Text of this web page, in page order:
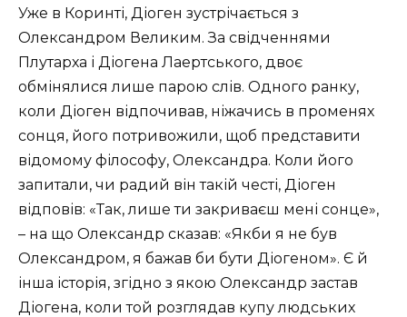
Уже в Коринті, Діоген зустрічається з
Олександром Великим. За свідченнями
Плутарха і Діогена Лаертського, двоє
обмінялися лише парою слів. Одного ранку,
коли Діоген відпочивав, ніжачись в променях
сонця, його потривожили, щоб представити
відомому філософу, Олександра. Коли його
запитали, чи радий він такій честі, Діоген
відповів: «Так, лише ти закриваєш мені сонце»,
– на що Олександр сказав: «Якби я не був
Олександром, я бажав би бути Діогеном». Є й
інша історія, згідно з якою Олександр застав
Діогена, коли той розглядав купу людських